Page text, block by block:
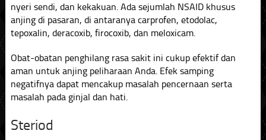
nyeri sendi, dan kekakuan. Ada sejumlah NSAID khusus
anjing di pasaran, di antaranya carprofen, etodolac,
tepoxalin, deracoxib, firocoxib, dan meloxicam.
Obat-obatan penghilang rasa sakit ini cukup efektif dan
aman untuk anjing peliharaan Anda. Efek samping
negatifnya dapat mencakup masalah pencernaan serta
masalah pada ginjal dan hati.
Steriod